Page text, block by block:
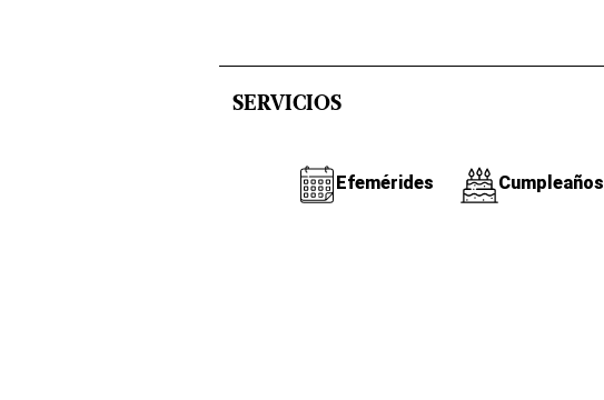
SERVICIOS
Efemérides Cumpleaños